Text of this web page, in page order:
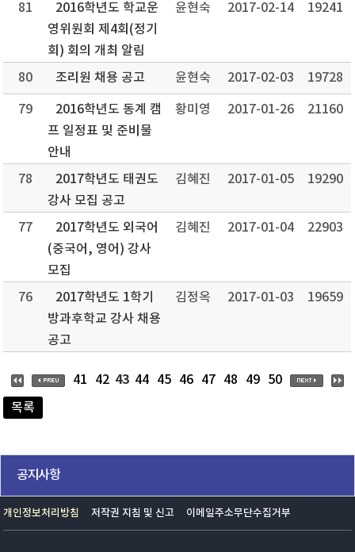
81
2016학년도 학교운
영위원회 제4회(정기
회) 회의 개최 알림
윤현숙 2017-02-14 19241
80 조리원 채용 공고 윤현숙 2017-02-03 19728
79
2016학년도 동계 캠
프 일정표 및 준비물
안내
황미영 2017-01-26 21160
78
2017학년도 태권도
강사 모집 공고
김혜진 2017-01-05 19290
77
2017학년도 외국어
(중국어, 영어) 강사
모집
김혜진 2017-01-04 22903
76
2017학년도 1학기
방과후학교 강사 채용
공고
김정옥 2017-01-03 19659
41 42 43 44 45 46 47 48 49
50
목록
공지사항
개인정보처리방침 저작권 지침 및 신고 이메일주소무단수집거부